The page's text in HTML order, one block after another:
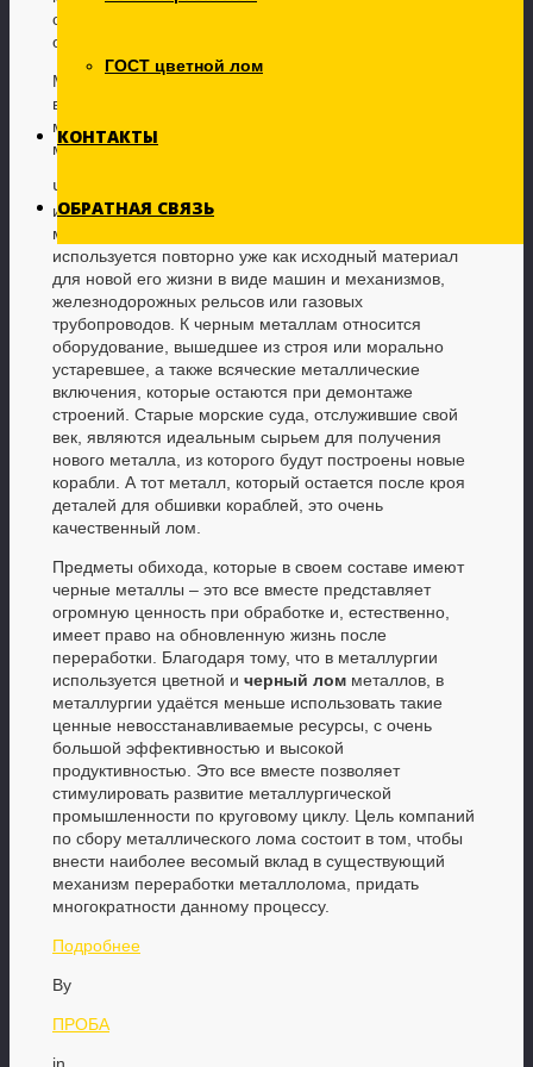
ГОСТ цветной лом
КОНТАКТЫ
ОБРАТНАЯ СВЯЗЬ
они не бесконечны. Да и добывать руду является
очень затратным и долгим процессом.
Металлолом – это целый ряд объектов и материалов,
вторичное сырье, отработавшие свой срок машины и
механизмы, неликвиды и остатки листового, трубного
металла, отходы кабеля и рельс и так далее.
Черный лом, который получается после долгого
использования и изнашивания различных
металлоизделий может быть употреблен и
используется повторно уже как исходный материал
для новой его жизни в виде машин и механизмов,
железнодорожных рельсов или газовых
трубопроводов. К черным металлам относится
оборудование, вышедшее из строя или морально
устаревшее, а также всяческие металлические
включения, которые остаются при демонтаже
строений. Старые морские суда, отслужившие свой
век, являются идеальным сырьем для получения
нового металла, из которого будут построены новые
корабли. А тот металл, который остается после кроя
деталей для обшивки кораблей, это очень
качественный лом.
Предметы обихода, которые в своем составе имеют
черные металлы – это все вместе представляет
огромную ценность при обработке и, естественно,
имеет право на обновленную жизнь после
переработки. Благодаря тому, что в металлургии
используется цветной и черный лом металлов, в
металлургии удаётся меньше использовать такие
ценные невосстанавливаемые ресурсы, с очень
большой эффективностью и высокой
продуктивностью. Это все вместе позволяет
стимулировать развитие металлургической
промышленности по круговому циклу. Цель компаний
по сбору металлического лома состоит в том, чтобы
внести наиболее весомый вклад в существующий
механизм переработки металлолома, придать
многократности данному процессу.
Подробнее
By
ПРОБА